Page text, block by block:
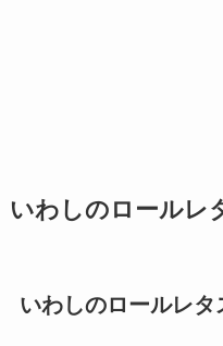
いわしのロールレ
いわしのロールレタ